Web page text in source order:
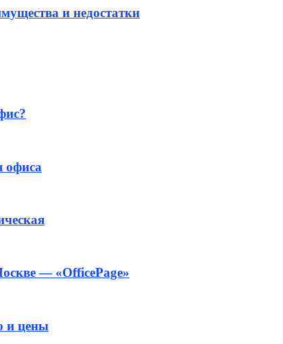
и недостатки
офиса
— «OfficePage»
и цены